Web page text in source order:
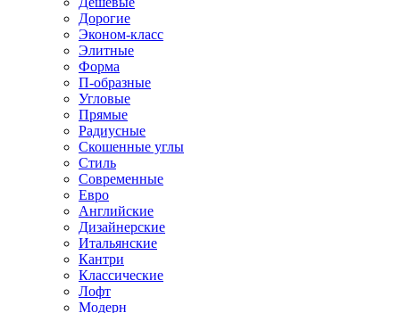
Дорогие
Эконом-класс
Элитные
Форма
П-образные
Угловые
Прямые
Радиусные
Скошенные углы
Стиль
Современные
Евро
Английские
Дизайнерские
Итальянские
Кантри
Классические
Лофт
Модерн